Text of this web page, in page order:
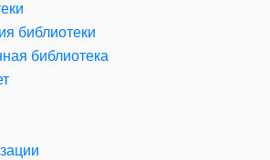
библиотеки
библиотека